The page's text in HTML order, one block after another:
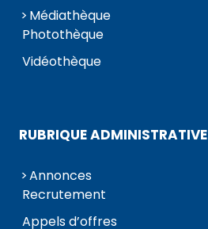
Médiathèque
Photothèque
Vidéothèque
RUBRIQUE ADMINISTRATIVE
Annonces
Recrutement
Appels d’offres